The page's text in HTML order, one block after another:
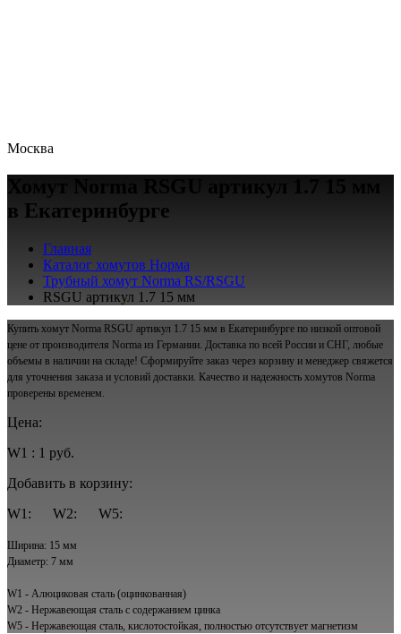
Москва
в Екатеринбурге
Главная
Каталог хомутов Норма
Трубный хомут Norma RS/RSGU
RSGU артикул 1.7 15 мм
Купить хомут Norma RSGU артикул 1.7 15 мм в Екатеринбурге по низкой оптовой
цене от производителя Norma из Германии. Доставка по всей России и СНГ, любые
объемы в наличии на складе! Сформируйте заказ через корзину и менеджер свяжется
для уточнения заказа и условий доставки. Качество и надежность хомутов Norma
проверены временем.
Цена:
W1 : 1 руб.
Добавить в корзину:
W1:
W2: W5:
Ширина: 15 мм
Диаметр: 7 мм
W1 - Алюциковая сталь (оцинкованная)
W2 - Нержавеющая сталь с содержанием цинка
W5 - Нержавеющая сталь, кислотостойкая, полностью отсутствует магнетизм